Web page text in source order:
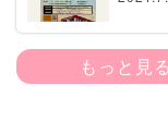
もっと見る